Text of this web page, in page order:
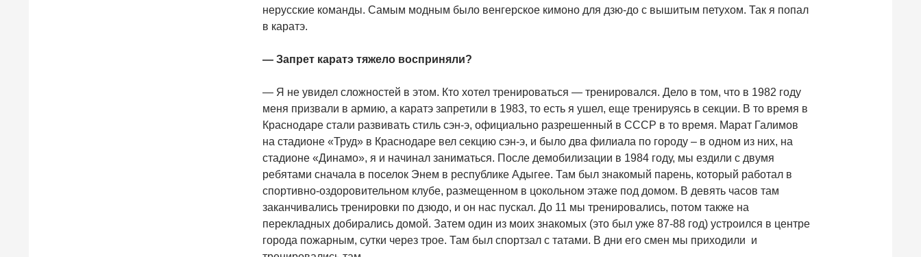
нерусские команды. Самым модным было венгерское кимоно для дзю-до с вышитым петухом. Так я попал
в каратэ.
— Запрет каратэ тяжело восприняли?
— Я не увидел сложностей в этом. Кто хотел тренироваться — тренировался. Дело в том, что в 1982 году
меня призвали в армию, а каратэ запретили в 1983, то есть я ушел, еще тренируясь в секции. В то время в
Краснодаре стали развивать стиль сэн-э, официально разрешенный в СССР в то время. Марат Галимов
на стадионе «Труд» в Краснодаре вел секцию сэн-э, и было два филиала по городу – в одном из них, на
стадионе «Динамо», я и начинал заниматься. После демобилизации в 1984 году, мы ездили с двумя
ребятами сначала в поселок Энем в республике Адыгее. Там был знакомый парень, который работал в
спортивно-оздоровительном клубе, размещенном в цокольном этаже под домом. В девять часов там
заканчивались тренировки по дзюдо, и он нас пускал. До 11 мы тренировались, потом также на
перекладных добирались домой. Затем один из моих знакомых (это был уже 87-88 год) устроился в центре
города пожарным, сутки через трое. Там был спортзал с татами. В дни его смен мы приходили и